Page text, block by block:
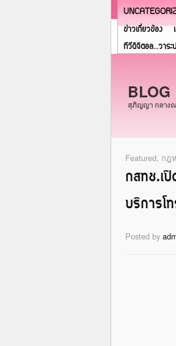
ข่าวเกี่ยวข้อง
ทีวีดิจิตอล…วาระป
BLOG
สุภิญญา กลาง
Featured, กฎ
กสทช.เ
บริการ
Posted by